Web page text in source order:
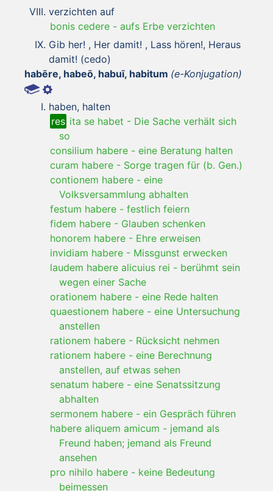
verzichten auf
bonis cedere - aufs Erbe verzichten
Gib her! , Her damit! , Lass hören!, Heraus
damit! (cedo)
habēre, habeō, habuī, habitum (e-Konjugation)
haben, halten
res ita se habet - Die Sache verhält sich
so
consilium habere - eine Beratung halten
curam habere - Sorge tragen für (b. Gen.)
contionem habere - eine
Volksversammlung abhalten
festum habere - festlich feiern
fidem habere - Glauben schenken
honorem habere - Ehre erweisen
invidiam habere - Missgunst erwecken
laudem habere alicuius rei - berühmt sein
wegen einer Sache
orationem habere - eine Rede halten
quaestionem habere - eine Untersuchung
anstellen
rationem habere - Rücksicht nehmen
rationem habere - eine Berechnung
anstellen, auf etwas sehen
senatum habere - eine Senatssitzung
abhalten
sermonem habere - ein Gespräch führen
habere aliquem amicum - jemand als
Freund haben; jemand als Freund
ansehen
pro nihilo habere - keine Bedeutung
beimessen